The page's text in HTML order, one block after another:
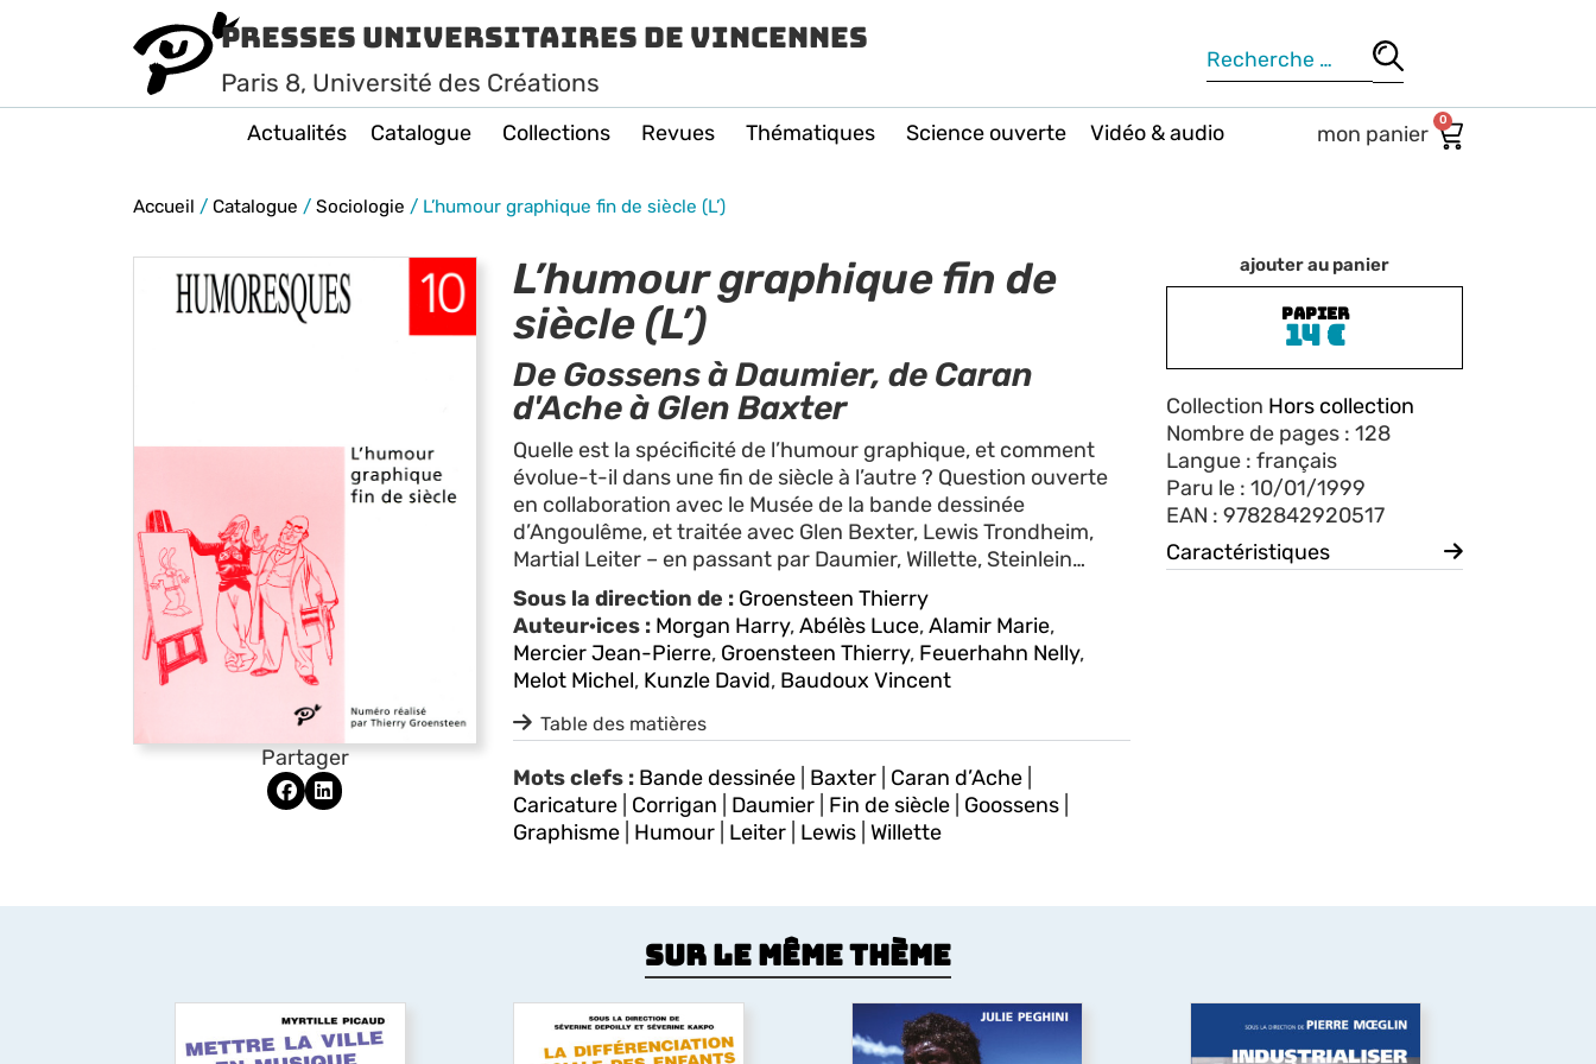
Presses Universitaires de Vincennes
Paris 8, Université des Créations
Actualités Catalogue Collections Revues Thématiques Science ouverte Vidéo & audio 0
Accueil / Catalogue / Sociologie / L’humour graphique fin de siècle (L’)
Partager
L’humour graphique fin de
siècle (L’)
De Gossens à Daumier, de Caran
d'Ache à Glen Baxter
Quelle est la spécificité de l’humour graphique, et comment
évolue-t-il dans une fin de siècle à l’autre ? Question ouverte
en collaboration avec le Musée de la bande dessinée
d’Angoulême, et traitée avec Glen Bexter, Lewis Trondheim,
Martial Leiter – en passant par Daumier, Willette, Steinlein…
Sous la direction de : Groensteen Thierry
Auteur·ices : Morgan Harry,Abélès Luce,Alamir Marie,
Mercier Jean-Pierre, Groensteen Thierry, Feuerhahn Nelly,
Melot Michel, Kunzle David, Baudoux Vincent
Table des matières
Mots clefs : Bande dessinée| Baxter| Caran d’Ache|
Caricature| Corrigan Daumier| Fin de siècle| Goossens|
Graphisme| Humour| Leiter| Lewis| Willette
ajouter au panier
PAPIER
14€
Collection Hors collection
Nombre de pages : 128
Langue : français
Paru le : 10/01/1999
EAN : 9782842920517
Caractéristiques
Sur le même thème